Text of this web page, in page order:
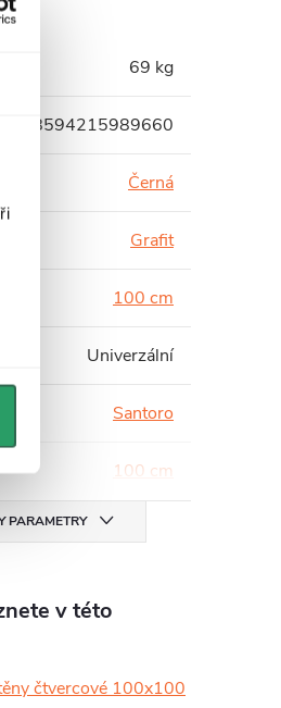
69 kg
8594215989660
Černá
Grafit
100 cm
Univerzální
Santoro
100 cm
PARAMETRY
v této
čtvercové 100x100